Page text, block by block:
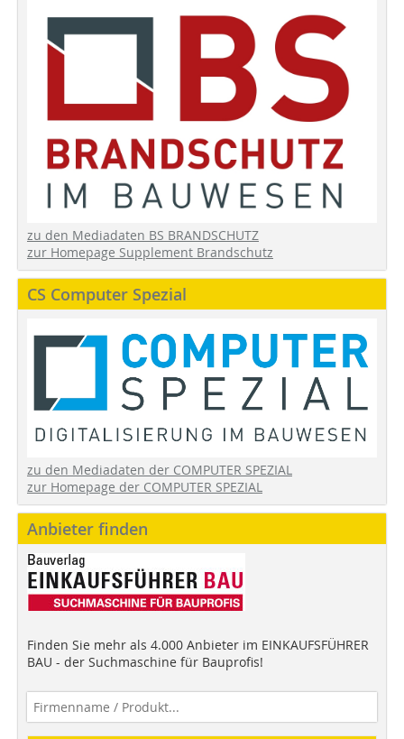
zu den Mediadaten BS BRANDSCHUTZ
zur Homepage Supplement Brandschutz
CS Computer Spezial
zu den Mediadaten der COMPUTER SPEZIAL
zur Homepage der COMPUTER SPEZIAL
Anbieter finden
Finden Sie mehr als 4.000 Anbieter im EINKAUFSFÜHRER
BAU - der Suchmaschine für Bauprofis!